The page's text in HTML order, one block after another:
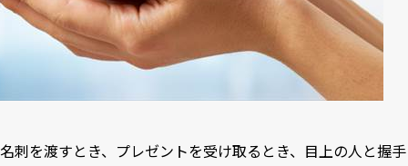
名刺を渡すとき、プレゼントを受け取るとき、目上の人と握手